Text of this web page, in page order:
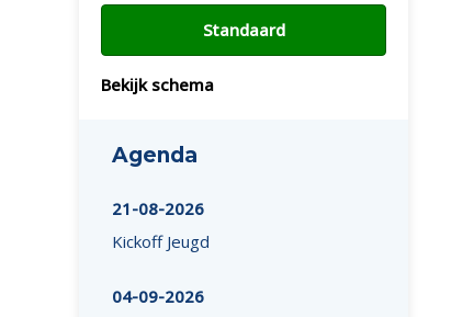
Standaard
Bekijk schema
Agenda
21-08-2026
Kickoff Jeugd
04-09-2026